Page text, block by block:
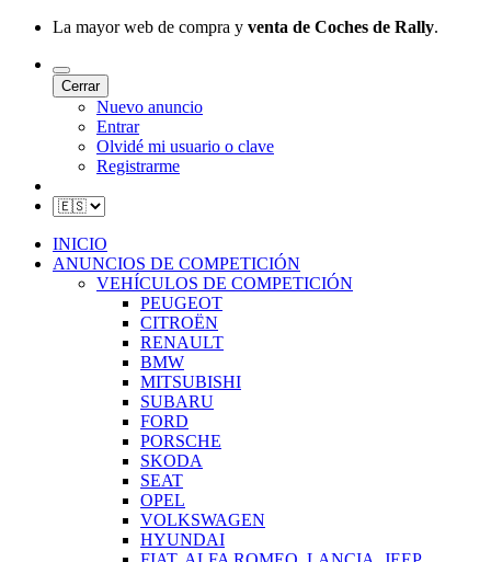
La mayor web de compra y venta de Coches de Rally.
Cerrar
Nuevo anuncio
Entrar
Olvidé mi usuario o clave
Registrarme
INICIO
ANUNCIOS DE COMPETICIÓN
VEHÍCULOS DE COMPETICIÓN
PEUGEOT
CITROËN
RENAULT
BMW
MITSUBISHI
SUBARU
FORD
PORSCHE
SKODA
SEAT
OPEL
VOLKSWAGEN
HYUNDAI